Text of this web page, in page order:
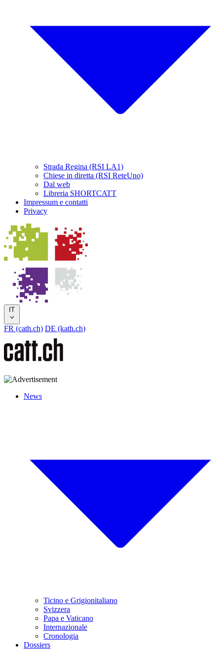
Strada Regina (RSI LA1)
Chiese in diretta (RSI ReteUno)
Dal web
Libreria SHORTCATT
Impressum e contatti
Privacy
IT
FR (cath.ch) DE (kath.ch)
News
Ticino e Grigionitaliano
Svizzera
Papa e Vaticano
Internazionale
Cronologia
Dossiers